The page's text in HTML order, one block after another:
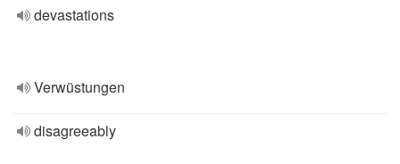
devastations
Verwüstungen
disagreeably